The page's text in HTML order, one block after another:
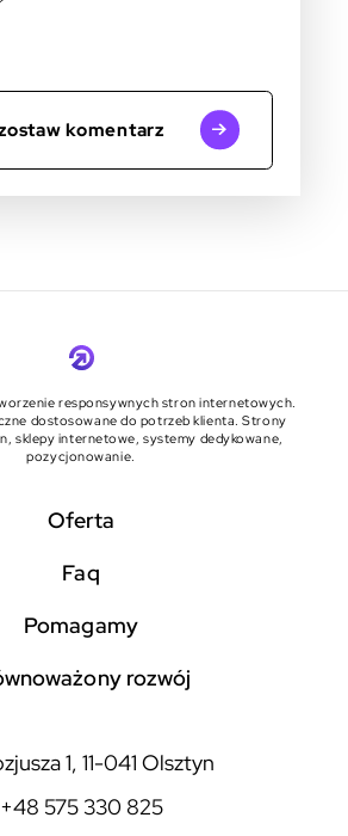
komentarz
responsywnych stron internetowych.
dostosowane do potrzeb klienta. Strony
sklepy internetowe, systemy dedykowane,
pozycjonowanie.
Oferta
faq
pomagamy
rozwój
1, 11-041 Olsztyn
+48 575 330 825